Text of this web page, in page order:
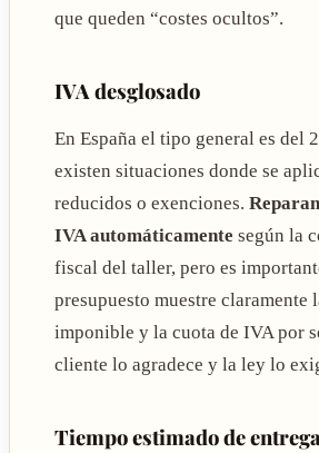
que queden “costes ocultos”.
IVA desglosado
En España el tipo general es del
existen situaciones donde se
reducidos o exenciones.
IVA automáticamente según la
fiscal del taller, pero es
presupuesto muestre claramente
imponible y la cuota de IVA por
cliente lo agradece y la ley lo
Tiempo estimado de